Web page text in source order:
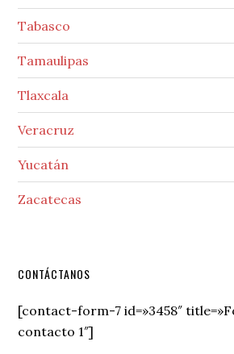
Tabasco
Tamaulipas
Tlaxcala
Veracruz
Yucatán
Zacatecas
Secondary
Sidebar
CONTÁCTANOS
[contact-form-7 id=»3458″
contacto 1″]